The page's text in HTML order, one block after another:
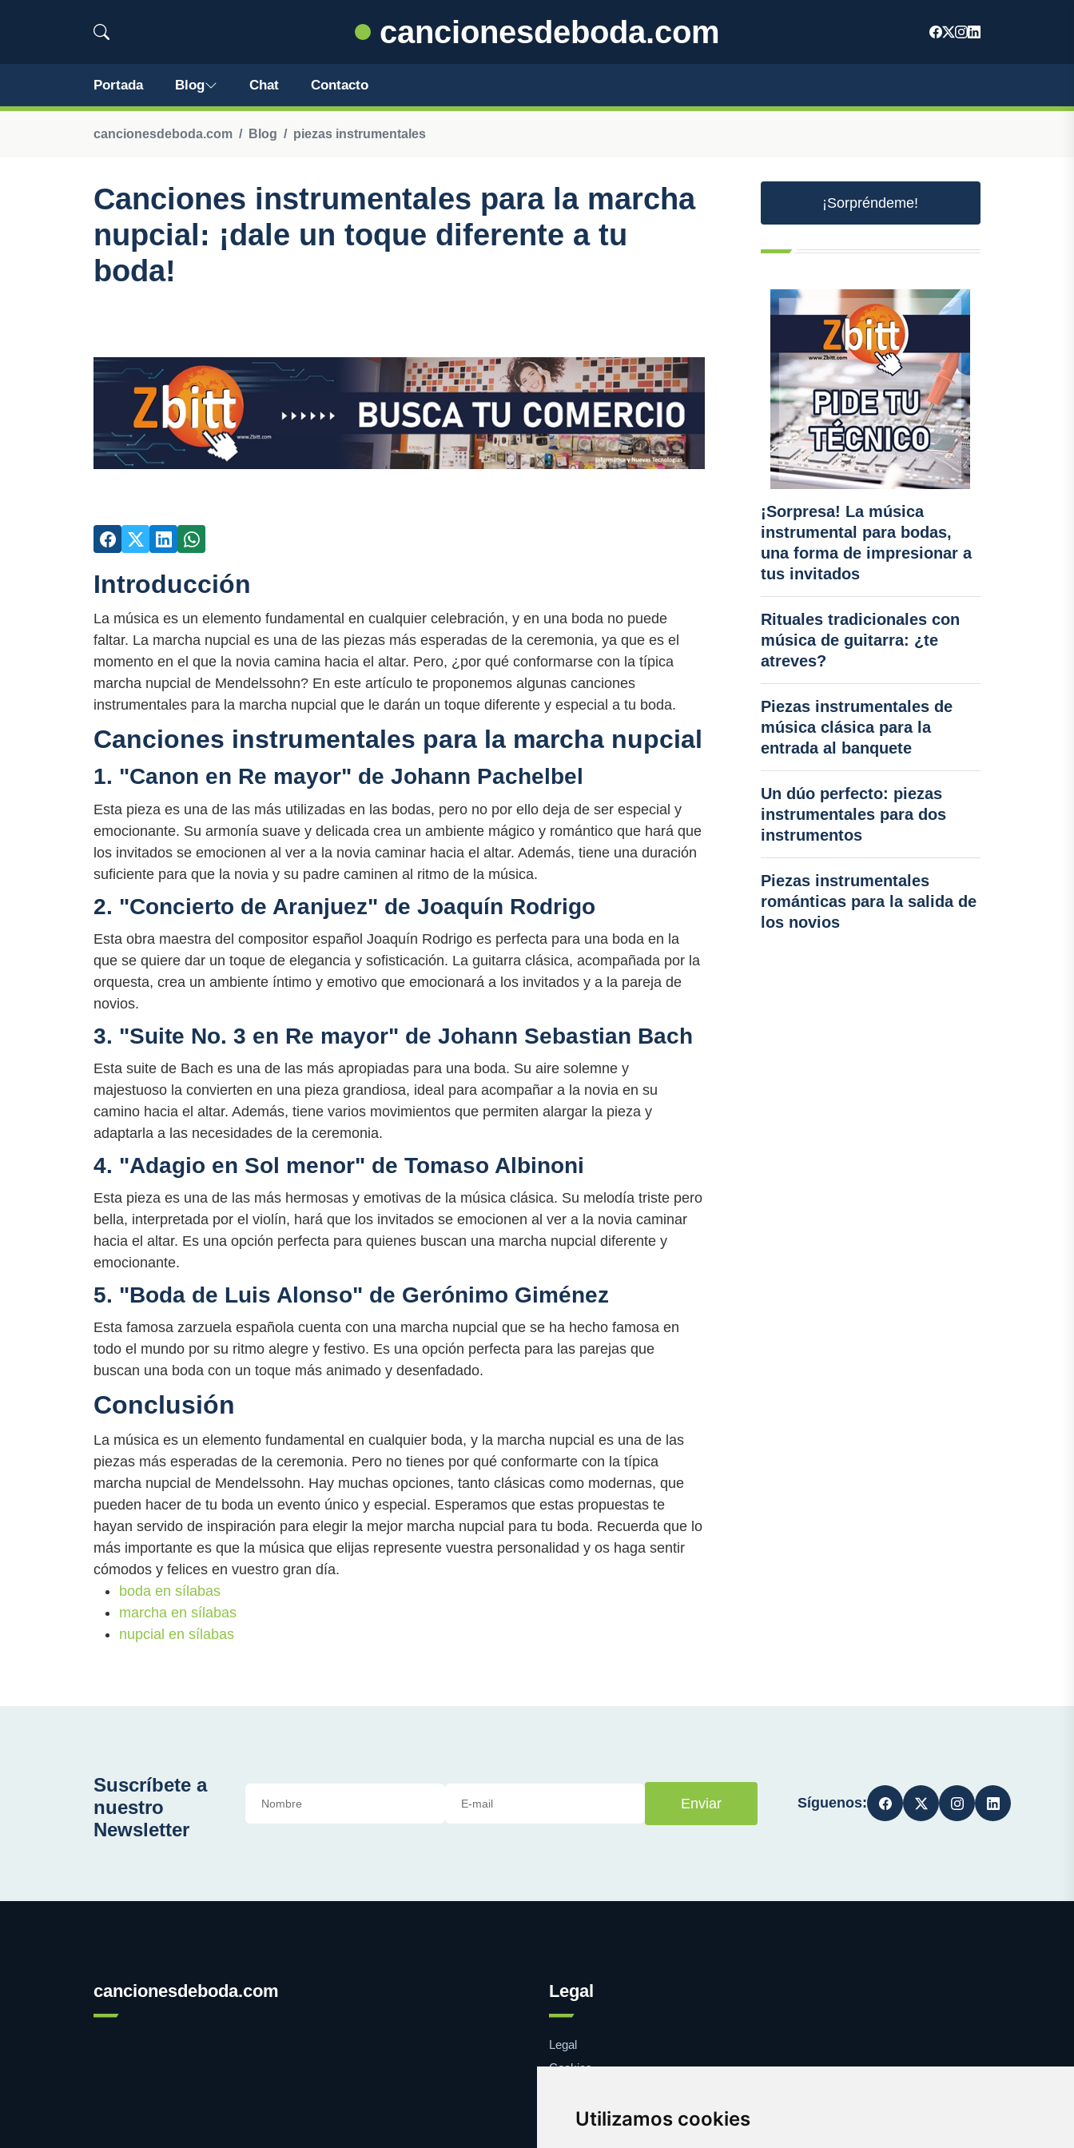
Utilizamos cookies
cancionesdeboda.com
Portada Blog Chat Contacto
cancionesdeboda.com Blog piezas instrumentales
Canciones instrumentales para la marcha
nupcial: ¡dale un toque diferente a tu
boda!
Introducción
La música es un elemento fundamental en cualquier celebración, y en una boda no puede
faltar. La marcha nupcial es una de las piezas más esperadas de la ceremonia, ya que es el
momento en el que la novia camina hacia el altar. Pero, ¿por qué conformarse con la típica
marcha nupcial de Mendelssohn? En este artículo te proponemos algunas canciones
instrumentales para la marcha nupcial que le darán un toque diferente y especial a tu boda.
Canciones instrumentales para la marcha nupcial
1. "Canon en Re mayor" de Johann Pachelbel
Esta pieza es una de las más utilizadas en las bodas, pero no por ello deja de ser especial y
emocionante. Su armonía suave y delicada crea un ambiente mágico y romántico que hará que
los invitados se emocionen al ver a la novia caminar hacia el altar. Además, tiene una duración
suficiente para que la novia y su padre caminen al ritmo de la música.
2. "Concierto de Aranjuez" de Joaquín Rodrigo
Esta obra maestra del compositor español Joaquín Rodrigo es perfecta para una boda en la
que se quiere dar un toque de elegancia y sofisticación. La guitarra clásica, acompañada por la
orquesta, crea un ambiente íntimo y emotivo que emocionará a los invitados y a la pareja de
novios.
3. "Suite No. 3 en Re mayor" de Johann Sebastian Bach
Esta suite de Bach es una de las más apropiadas para una boda. Su aire solemne y
majestuoso la convierten en una pieza grandiosa, ideal para acompañar a la novia en su
camino hacia el altar. Además, tiene varios movimientos que permiten alargar la pieza y
adaptarla a las necesidades de la ceremonia.
4. "Adagio en Sol menor" de Tomaso Albinoni
Esta pieza es una de las más hermosas y emotivas de la música clásica. Su melodía triste pero
bella, interpretada por el violín, hará que los invitados se emocionen al ver a la novia caminar
hacia el altar. Es una opción perfecta para quienes buscan una marcha nupcial diferente y
emocionante.
5. "Boda de Luis Alonso" de Gerónimo Giménez
Esta famosa zarzuela española cuenta con una marcha nupcial que se ha hecho famosa en
todo el mundo por su ritmo alegre y festivo. Es una opción perfecta para las parejas que
buscan una boda con un toque más animado y desenfadado.
Conclusión
La música es un elemento fundamental en cualquier boda, y la marcha nupcial es una de las
piezas más esperadas de la ceremonia. Pero no tienes por qué conformarte con la típica
marcha nupcial de Mendelssohn. Hay muchas opciones, tanto clásicas como modernas, que
pueden hacer de tu boda un evento único y especial. Esperamos que estas propuestas te
hayan servido de inspiración para elegir la mejor marcha nupcial para tu boda. Recuerda que lo
más importante es que la música que elijas represente vuestra personalidad y os haga sentir
cómodos y felices en vuestro gran día.
boda en sílabas
marcha en sílabas
nupcial en sílabas
¡Sorpréndeme!
¡Sorpresa! La música
instrumental para bodas,
una forma de impresionar a
tus invitados
Rituales tradicionales con
música de guitarra: ¿te
atreves?
Piezas instrumentales de
música clásica para la
entrada al banquete
Un dúo perfecto: piezas
instrumentales para dos
instrumentos
Piezas instrumentales
románticas para la salida de
los novios
Suscríbete a
nuestro
Newsletter
Enviar Síguenos:
cancionesdeboda.com Legal
Legal
Cookies